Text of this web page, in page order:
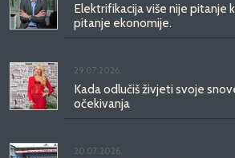
Elektrifikacija više nije pitanje
pitanje ekonomije.
29.07.2026.
Kada odlučiš živjeti svoje
očekivanja
20.07.2026.